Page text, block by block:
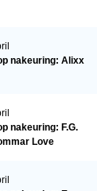
NRPS
2025-2026
2024-2025
nakeuring: Alixx
nakeuring: F.G.
Love